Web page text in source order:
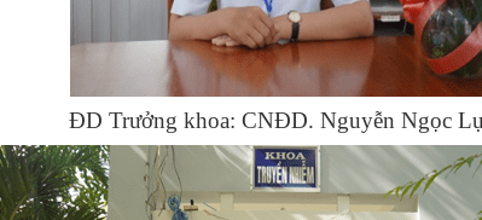
Hàm Mặt (01-01-2020)
CT-CH(11/06/2022)
Tổng Hợp (06/9/2020)
ĐD Trưởng khoa: CNĐD. Nguyễn Ngọc